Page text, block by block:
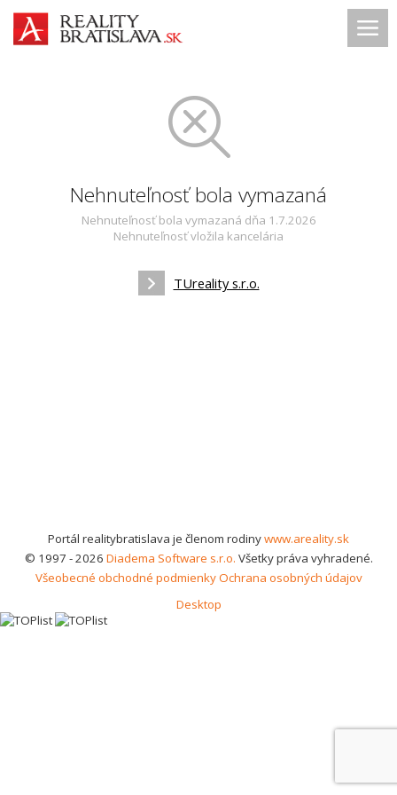
Nehnuteľnosť bola vymazaná
Nehnuteľnosť bola vymazaná dňa 1.7.2026
Nehnuteľnosť vložila kancelária
TUreality s.r.o.
Portál realitybratislava je členom rodinywww.areality.sk
© 1997 - 2026 Diadema Software s.r.o. Všetky práva vyhradené.
Všeobecné obchodné podmienkyOchrana osobných údajov
Desktop